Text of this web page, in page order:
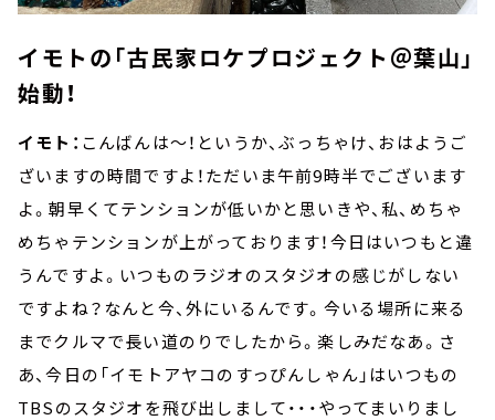
イモトの「古民家ロケプロジェクト＠葉山」
始動！
イモト： こんばんは～！というか、ぶっちゃけ、おはようご
ざいますの時間ですよ！ただいま午前9時半でございます
よ。朝早くてテンションが低いかと思いきや、私、めちゃ
めちゃテンションが上がっております！今日はいつもと違
うんですよ。いつものラジオのスタジオの感じがしない
ですよね？なんと今、外にいるんです。今いる場所に来る
までクルマで長い道のりでしたから。楽しみだなあ。さ
あ、今日の「イモトアヤコのすっぴんしゃん」はいつもの
TBSのスタジオを飛び出しまして・・・やってまいりまし